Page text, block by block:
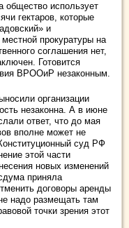
общество использует
гектаров, которые
и
прокуратуры на
соглашения нет,
Готовится
ВРООиР незаконным.
организации
незаконна. А в июне
ответ, что до мая
вполне может не
суд РФ
этой части
новых изменений
приняла
договоры аренды
надо размещать там
точки зрения этот